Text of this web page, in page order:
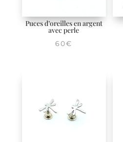
Puces d’oreilles en argent
avec perle
60€